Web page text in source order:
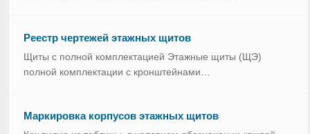
Реестр чертежей этажных щитов
Щиты с полной комплектацией Этажные щиты (ЩЭ)
полной комплектации с кронштейнами…
Маркировка корпусов этажных щитов